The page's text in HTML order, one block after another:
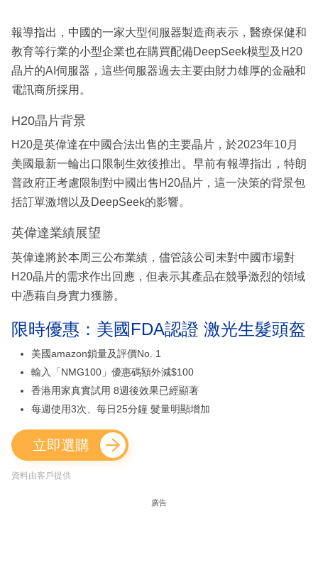
報導指出，中國的一家大型伺服器製造商表示，醫療保健和
教育等行業的小型企業也在購買配備DeepSeek模型及H20
晶片的AI伺服器，這些伺服器過去主要由財力雄厚的金融和
電訊商所採用。
H20晶片背景
H20是英偉達在中國合法出售的主要晶片，於2023年10月
美國最新一輪出口限制生效後推出。早前有報導指出，特朗
普政府正考慮限制對中國出售H20晶片，這一決策的背景包
括訂單激增以及DeepSeek的影響。
英偉達業績展望
英偉達將於本周三公布業績，儘管該公司未對中國市場對
H20晶片的需求作出回應，但表示其產品在競爭激烈的領域
中憑藉自身實力獲勝。
限時優惠：美國FDA認證 激光生髮頭盔
美國amazon鎖量及評價No. 1
輸入「NMG100」優惠碼額外減$100
香港用家真實試用 8週後效果已經顯著
每週使用3次、每日25分鐘 髮量明顯增加
立即選購
資料由客戶提供
廣告